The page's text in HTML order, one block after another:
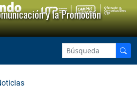
y la Promoción